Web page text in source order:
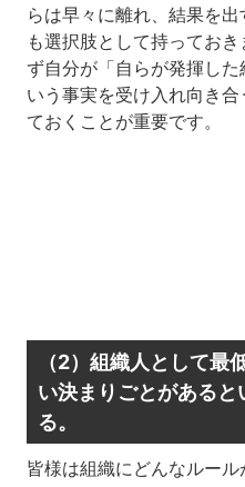
らは早々に離れ、結果を
も選択肢として持ってお
ず自分が「自らが発揮し
いう事実を受け入れ向き
ておくことが重要です。
（2）組織人として最
い決まりごとがある
る。
皆様は組織にどんなルー